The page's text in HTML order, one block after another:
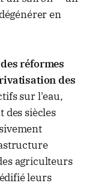
en
réformes
des
sur l'eau,
des siècles
agriculteurs
leurs